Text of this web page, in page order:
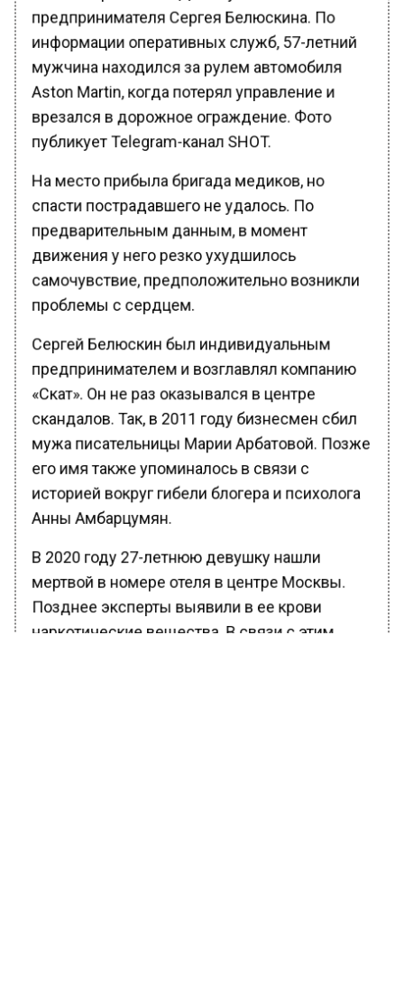
предпринимателя Сергея Белюскина. По
информации оперативных служб, 57-летний
мужчина находился за рулем автомобиля
Aston Martin, когда потерял управление и
врезался в дорожное ограждение. Фото
публикует Telegram-канал SHOT.
На место прибыла бригада медиков, но
спасти пострадавшего не удалось. По
предварительным данным, в момент
движения у него резко ухудшилось
самочувствие, предположительно возникли
проблемы с сердцем.
Сергей Белюскин был индивидуальным
предпринимателем и возглавлял компанию
«Скат». Он не раз оказывался в центре
скандалов. Так, в 2011 году бизнесмен сбил
мужа писательницы Марии Арбатовой. Позже
его имя также упоминалось в связи с
историей вокруг гибели блогера и психолога
Анны Амбарцумян.
В 2020 году 27-летнюю девушку нашли
мертвой в номере отеля в центре Москвы.
Позднее эксперты выявили в ее крови
наркотические вещества. В связи с этим